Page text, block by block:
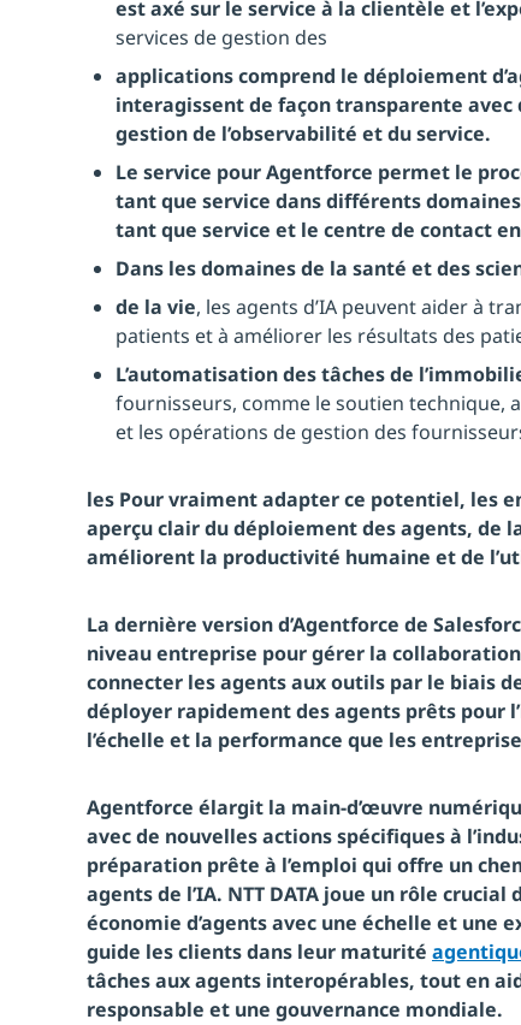
est axé sur le service à la clientèle et
services de gestion des
applications comprend le déploiement
interagissent de façon transparente avec
gestion de l’observabilité et du service.
Le service pour Agentforce permet le
tant que service dans différents
tant que service et le centre de contact
Dans les domaines de la santé et des
de la vie, les agents d’IA peuvent aider à
patients et à améliorer les résultats des
L’automatisation des tâches de
fournisseurs, comme le soutien technique,
et les opérations de gestion des
les Pour vraiment adapter ce potentiel, les
aperçu clair du déploiement des agents, de
améliorent la productivité humaine et de
La dernière version d’Agentforce de
niveau entreprise pour gérer la collaboration
connecter les agents aux outils par le biais
déployer rapidement des agents prêts pour
l’échelle et la performance que les
Agentforce élargit la main-d’œuvre
avec de nouvelles actions spécifiques à
préparation prête à l’emploi qui offre un
agents de l’IA. NTT DATA joue un rôle
économie d’agents avec une échelle et une
guide les clients dans leur maturité
tâches aux agents interopérables, tout en
responsable et une gouvernance mondiale.